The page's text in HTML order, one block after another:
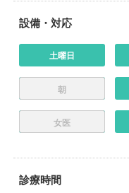
設備・対応
土曜日
朝
女医
診療時間